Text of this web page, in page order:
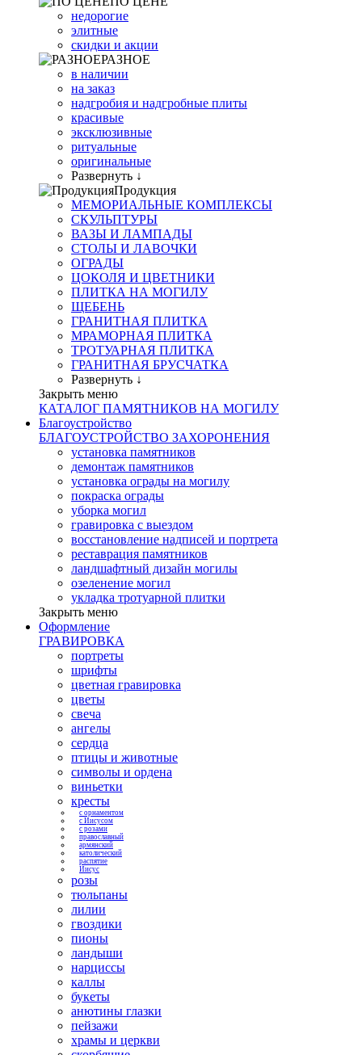
недорогие
элитные
скидки и акции
РАЗНОЕ
в наличии
на заказ
надгробия и надгробные плиты
красивые
эксклюзивные
ритуальные
оригинальные
Развернуть ↓
Продукция
МЕМОРИАЛЬНЫЕ КОМПЛЕКСЫ
СКУЛЬПТУРЫ
ВАЗЫ И ЛАМПАДЫ
СТОЛЫ И ЛАВОЧКИ
ОГРАДЫ
ЦОКОЛЯ И ЦВЕТНИКИ
ПЛИТКА НА МОГИЛУ
ЩЕБЕНЬ
ГРАНИТНАЯ ПЛИТКА
МРАМОРНАЯ ПЛИТКА
ТРОТУАРНАЯ ПЛИТКА
ГРАНИТНАЯ БРУСЧАТКА
Развернуть ↓
Закрыть меню
КАТАЛОГ ПАМЯТНИКОВ НА МОГИЛУ
Благоустройство
БЛАГОУСТРОЙСТВО ЗАХОРОНЕНИЯ
установка памятников
демонтаж памятников
установка ограды на могилу
покраска ограды
уборка могил
гравировка с выездом
восстановление надписей и портрета
реставрация памятников
ландшафтный дизайн могилы
озеленение могил
укладка тротуарной плитки
Закрыть меню
Оформление
ГРАВИРОВКА
портреты
шрифты
цветная гравировка
цветы
свеча
ангелы
сердца
птицы и животные
символы и ордена
виньетки
кресты
с орнаментом
с Иисусом
с розами
православный
армянский
католический
распятие
Иисус
розы
тюльпаны
лилии
гвоздики
пионы
ландыши
нарциссы
каллы
букеты
анютины глазки
пейзажи
храмы и церкви